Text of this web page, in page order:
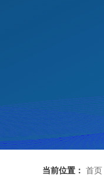
当前位置： 首页